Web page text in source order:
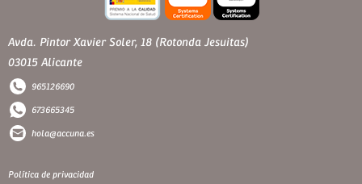
Avda. Pintor Xavier Soler, 18 (Rotonda Jesuitas)
03015 Alicante
965126690
673665345
hola@accuna.es
Política de privacidad